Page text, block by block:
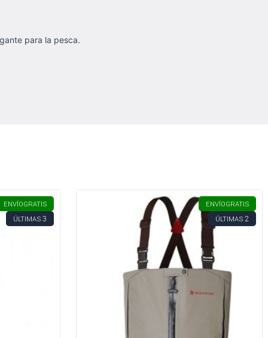
para la pesca.
ENVÍOGRATIS
ÚLTIMAS 3
ENVÍOGRATIS
ÚLTIMAS 2